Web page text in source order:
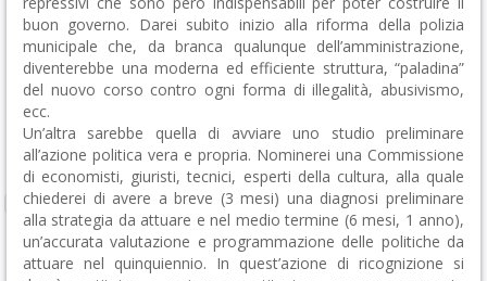
buon governo. Darei subito inizio alla riforma della polizia
municipale che, da branca qualunque dell’amministrazione,
diventerebbe una moderna ed efficiente struttura, “paladina”
del nuovo corso contro ogni forma di illegalità, abusivismo,
ecc.
Un’altra sarebbe quella di avviare uno studio preliminare
all’azione politica vera e propria. Nominerei una Commissione
di economisti, giuristi, tecnici, esperti della cultura, alla quale
chiederei di avere a breve (3 mesi) una diagnosi preliminare
alla strategia da attuare e nel medio termine (6 mesi, 1 anno),
un’accurata valutazione e programmazione delle politiche da
attuare nel quinquiennio. In quest’azione di ricognizione si